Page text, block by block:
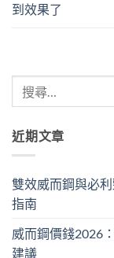
到效果了
近期文章
雙效威而鋼與必
指南
威而鋼價錢2026
建議